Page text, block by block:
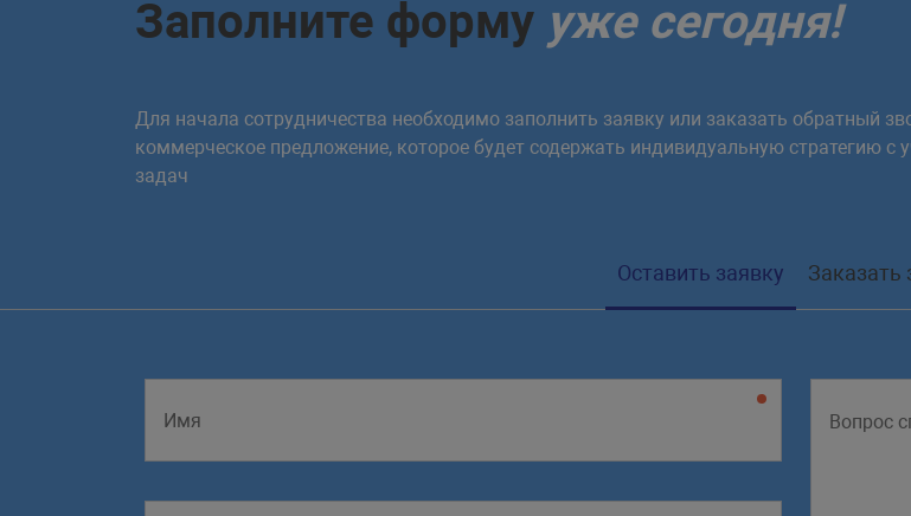
</div >
</div>
< div class="container" style="perspective: 1000px;
Заполните форму уже сегодня!
Для начала сотрудничества необходимо заполнить заявку или заказать обратный
коммерческое предложение, которое будет содержать индивидуальную стратегию с
задач
Оставить заявку Заказать